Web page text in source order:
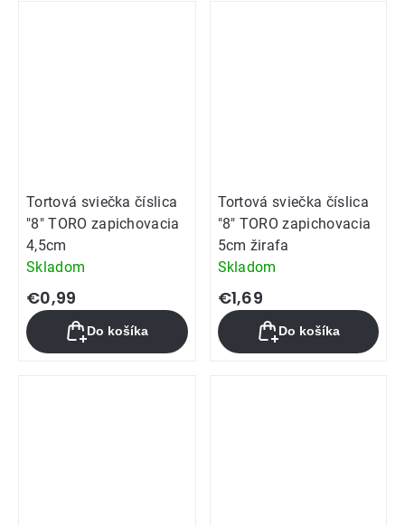
Tortová sviečka číslica
"8" TORO zapichovacia
4,5cm
Skladom
€0,99
Do košíka
Tortová sviečka číslica
"8" TORO zapichovacia
5cm žirafa
Skladom
€1,69
Do košíka